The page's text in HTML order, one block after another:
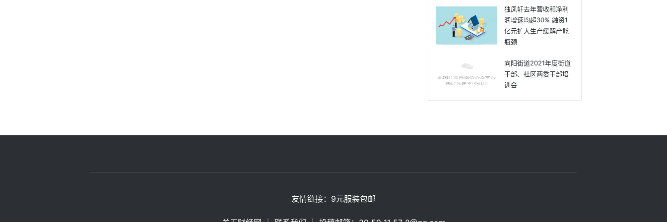
独凤轩去年营收和净利
润增速均超30% 融资1
亿元扩大生产缓解产能
瓶颈
向阳街道2021年度街道
干部、社区两委干部培
训会
友情链接： 9元服装包邮